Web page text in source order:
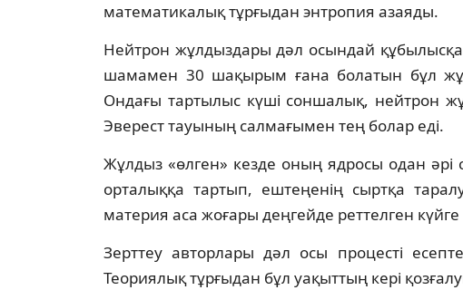
математикалық тұрғыдан энтропия азаяды.
Нейтрон жұлдыздары дәл осындай
шамамен 30 шақырым ғана болатын бұл
Ондағы тартылыс күші соншалық, нейтрон
Эверест тауының салмағымен тең болар еді.
Жұлдыз «өлген» кезде оның ядросы одан әрі
орталыққа тартып, ештеңенің сыртқа
материя аса жоғары деңгейде реттелген күйге
Зерттеу авторлары дәл осы процесті
Теориялық тұрғыдан бұл уақыттың кері